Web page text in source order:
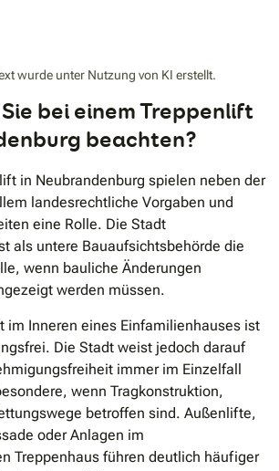
wurde unter Nutzung von KI erstellt.
bei einem Treppenlift
beachten?
in Neubrandenburg spielen neben der
landesrechtliche Vorgaben und
eine Rolle. Die Stadt
als untere Bauaufsichtsbehörde die
wenn bauliche Änderungen
werden müssen.
im Inneren eines Einfamilienhauses ist
Die Stadt weist jedoch darauf
immer im Einzelfall
wenn Tragkonstruktion,
betroffen sind. Außenlifte,
oder Anlagen im
Treppenhaus führen deutlich häufiger